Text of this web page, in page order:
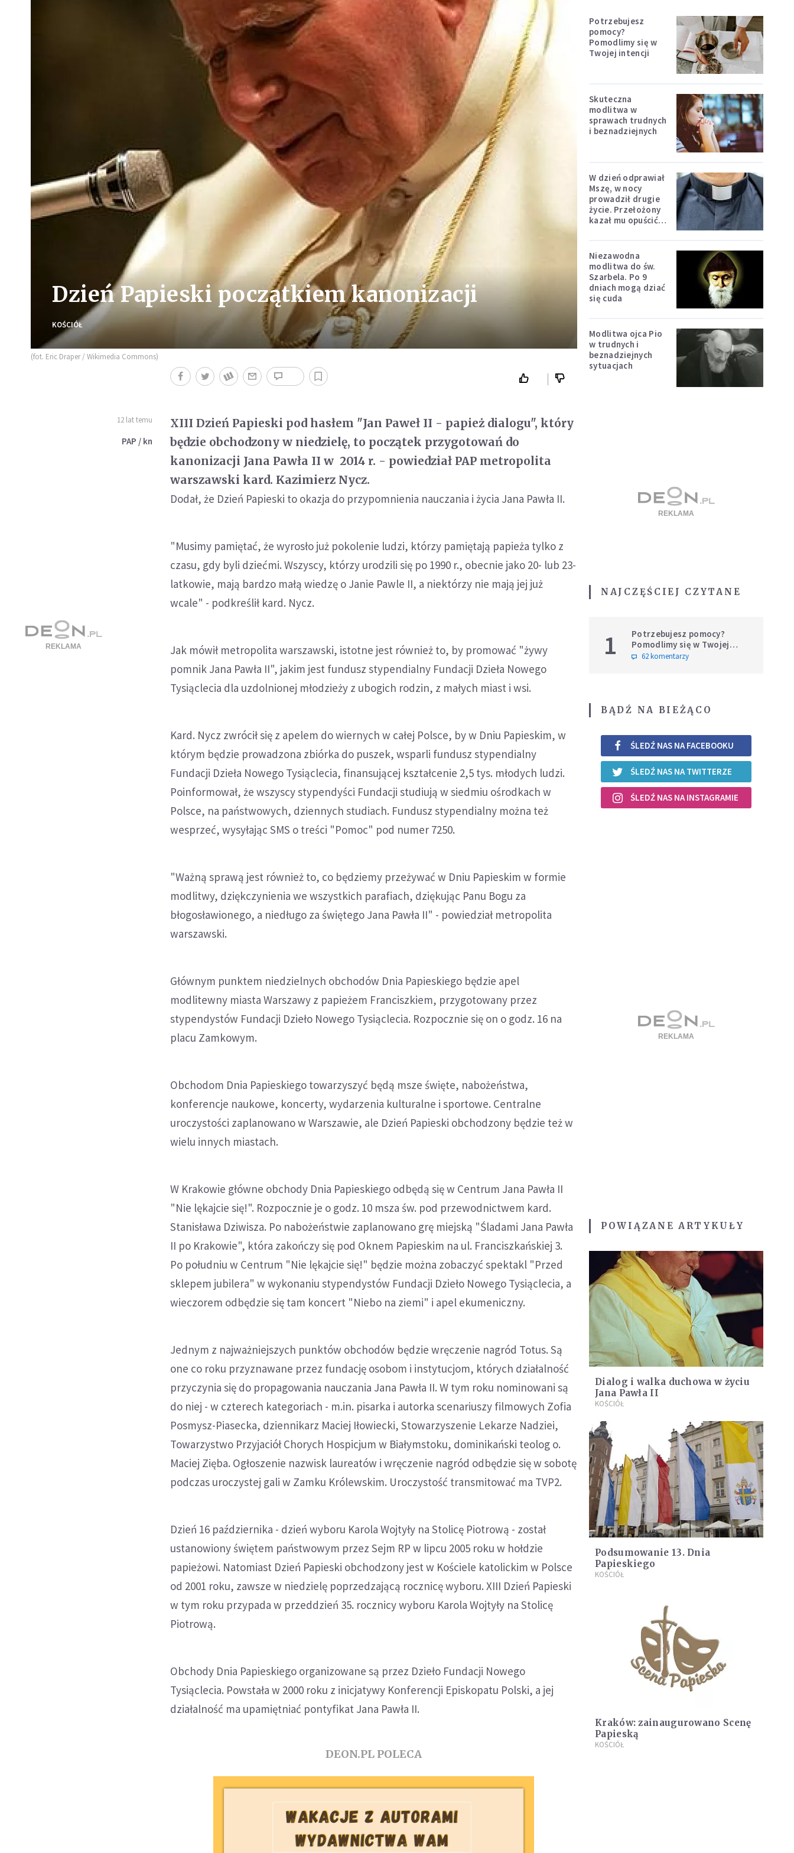
Dzień Papieski początkiem kanonizacji
KOŚCIÓŁ
(fot. Eric Draper / Wikimedia Commons)
12 lat temu
PAP / kn
XIII Dzień Papieski pod hasłem "Jan Paweł II - papież dialogu", który
będzie obchodzony w niedzielę, to początek przygotowań do
kanonizacji Jana Pawła II w 2014 r. - powiedział PAP metropolita
warszawski kard. Kazimierz Nycz.
Dodał, że Dzień Papieski to okazja do przypomnienia nauczania i życia Jana Pawła II.
"Musimy pamiętać, że wyrosło już pokolenie ludzi, którzy pamiętają papieża tylko z
czasu, gdy byli dziećmi. Wszyscy, którzy urodzili się po 1990 r., obecnie jako 20- lub 23-
latkowie, mają bardzo małą wiedzę o Janie Pawle II, a niektórzy nie mają jej już
wcale" - podkreślił kard. Nycz.
Jak mówił metropolita warszawski, istotne jest również to, by promować "żywy
pomnik Jana Pawła II", jakim jest fundusz stypendialny Fundacji Dzieła Nowego
Tysiąclecia dla uzdolnionej młodzieży z ubogich rodzin, z małych miast i wsi.
Kard. Nycz zwrócił się z apelem do wiernych w całej Polsce, by w Dniu Papieskim, w
którym będzie prowadzona zbiórka do puszek, wsparli fundusz stypendialny
Fundacji Dzieła Nowego Tysiąclecia, finansującej kształcenie 2,5 tys. młodych ludzi.
Poinformował, że wszyscy stypendyści Fundacji studiują w siedmiu ośrodkach w
Polsce, na państwowych, dziennych studiach. Fundusz stypendialny można też
wesprzeć, wysyłając SMS o treści "Pomoc" pod numer 7250.
"Ważną sprawą jest również to, co będziemy przeżywać w Dniu Papieskim w formie
modlitwy, dziękczynienia we wszystkich parafiach, dziękując Panu Bogu za
błogosławionego, a niedługo za świętego Jana Pawła II" - powiedział metropolita
warszawski.
Głównym punktem niedzielnych obchodów Dnia Papieskiego będzie apel
modlitewny miasta Warszawy z papieżem Franciszkiem, przygotowany przez
stypendystów Fundacji Dzieło Nowego Tysiąclecia. Rozpocznie się on o godz. 16 na
placu Zamkowym.
Obchodom Dnia Papieskiego towarzyszyć będą msze święte, nabożeństwa,
konferencje naukowe, koncerty, wydarzenia kulturalne i sportowe. Centralne
uroczystości zaplanowano w Warszawie, ale Dzień Papieski obchodzony będzie też w
wielu innych miastach.
W Krakowie główne obchody Dnia Papieskiego odbędą się w Centrum Jana Pawła II
"Nie lękajcie się!". Rozpocznie je o godz. 10 msza św. pod przewodnictwem kard.
Stanisława Dziwisza. Po nabożeństwie zaplanowano grę miejską "Śladami Jana Pawła
II po Krakowie", która zakończy się pod Oknem Papieskim na ul. Franciszkańskiej 3.
Po południu w Centrum "Nie lękajcie się!" będzie można zobaczyć spektakl "Przed
sklepem jubilera" w wykonaniu stypendystów Fundacji Dzieło Nowego Tysiąclecia, a
wieczorem odbędzie się tam koncert "Niebo na ziemi" i apel ekumeniczny.
Jednym z najważniejszych punktów obchodów będzie wręczenie nagród Totus. Są
one co roku przyznawane przez fundację osobom i instytucjom, których działalność
przyczynia się do propagowania nauczania Jana Pawła II. W tym roku nominowani są
do niej - w czterech kategoriach - m.in. pisarka i autorka scenariuszy filmowych Zofia
Posmysz-Piasecka, dziennikarz Maciej Iłowiecki, Stowarzyszenie Lekarze Nadziei,
Towarzystwo Przyjaciół Chorych Hospicjum w Białymstoku, dominikański teolog o.
Maciej Zięba. Ogłoszenie nazwisk laureatów i wręczenie nagród odbędzie się w sobotę
podczas uroczystej gali w Zamku Królewskim. Uroczystość transmitować ma TVP2.
Dzień 16 października - dzień wyboru Karola Wojtyły na Stolicę Piotrową - został
ustanowiony świętem państwowym przez Sejm RP w lipcu 2005 roku w hołdzie
papieżowi. Natomiast Dzień Papieski obchodzony jest w Kościele katolickim w Polsce
od 2001 roku, zawsze w niedzielę poprzedzającą rocznicę wyboru. XIII Dzień Papieski
w tym roku przypada w przeddzień 35. rocznicy wyboru Karola Wojtyły na Stolicę
Piotrową.
Obchody Dnia Papieskiego organizowane są przez Dzieło Fundacji Nowego
Tysiąclecia. Powstała w 2000 roku z inicjatywy Konferencji Episkopatu Polski, a jej
działalność ma upamiętniać pontyfikat Jana Pawła II.
DEON.PL POLECA
Potrzebujesz
pomocy?
Pomodlimy się w
Twojej intencji
Skuteczna
modlitwa w
sprawach trudnych
i beznadziejnych
W dzień odprawiał
Mszę, w nocy
prowadził drugie
życie. Przełożony
kazał mu opuścić
Niezawodna
modlitwa do św.
Szarbela. Po 9
dniach mogą dziać
się cuda
Modlitwa ojca Pio
w trudnych i
beznadziejnych
sytuacjach
NAJCZĘŚCIEJ CZYTANE
1
Potrzebujesz pomocy?
Pomodlimy się w Twojej
intencji
62 komentarzy
BĄDŹ NA BIEŻĄCO
ŚLEDŹ NAS NA FACEBOOKU
ŚLEDŹ NAS NA TWITTERZE
ŚLEDŹ NAS NA INSTAGRAMIE
POWIĄZANE ARTYKUŁY
Dialog i walka duchowa w życiu
Jana Pawła II
KOŚCIÓŁ
Podsumowanie 13. Dnia
Papieskiego
KOŚCIÓŁ
Kraków: zainaugurowano Scenę
Papieską
KOŚCIÓŁ